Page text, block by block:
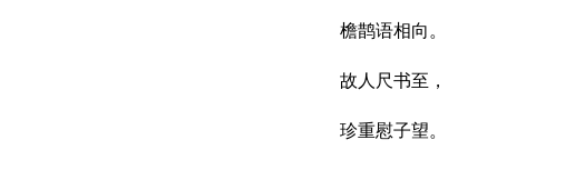
檐鹊语相向。
故人尺书至，
珍重慰子望。